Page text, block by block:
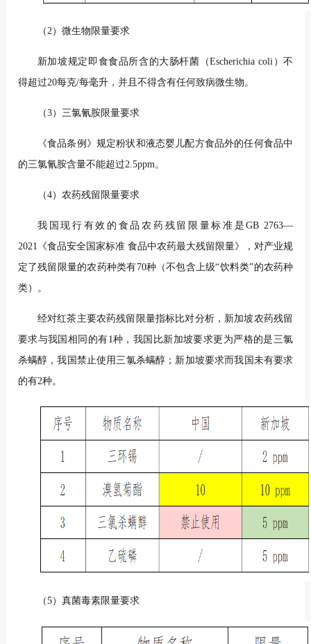
（2）微生物限量要求
新加坡规定即食食品所含的大肠杆菌（Escherichia coli）不
得超过20每克/每毫升，并且不得含有任何致病微生物。
（3）三氯氰胺限量要求
《食品条例》规定粉状和液态婴儿配方食品外的任何食品中
的三氯氰胺含量不能超过2.5ppm。
（4）农药残留限量要求
我国现行有效的食品农药残留限量标准是GB 2763—
2021《食品安全国家标准 食品中农药最大残留限量》，对产业规
定了残留限量的农药种类有70种（不包含上级“饮料类”的农药种
类）。
经对红茶主要农药残留限量指标比对分析，新加坡农药残留
要求与我国相同的有1种，我国比新加坡要求更为严格的是三氯
杀螨醇，我国禁止使用三氯杀螨醇；新加坡要求而我国未有要求
的有2种。
（5）真菌毒素限量要求